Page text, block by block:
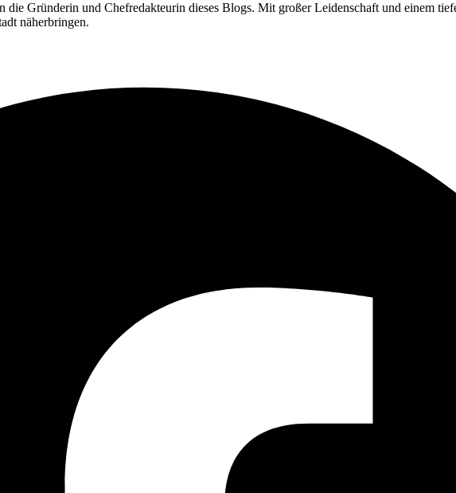
Gründerin und Chefredakteurin dieses Blogs. Mit großer Leidenschaft und einem
näherbringen.